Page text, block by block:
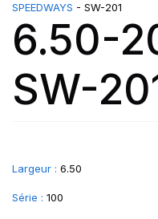
SPEEDWAYS - SW-201
6.50-
SW-
Largeur : 6.50
Série : 100